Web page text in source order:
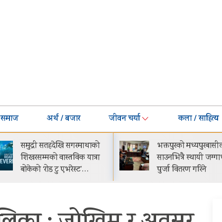
समाज अर्थ / बजार जीवन चर्या कला / साहित्य
भक्तपुरको मध्यपुरबासीलाई
साउनभित्रै स्थायी जग्गाधनी
पुर्जा वितरण गरिने
गीति एल्बम ‘जागृति’
काठमाडौंमा आयोजित
समारोहबीच लोकार्पण